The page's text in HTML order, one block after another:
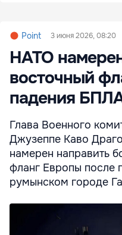
Point 3 июня 2026, 08:20
НАТО
восточный
падения
Глава Военного
Джузеппе Каво
намерен направить
фланг Европы после
румынском городе